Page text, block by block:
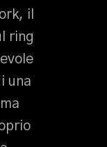
il
ring
una